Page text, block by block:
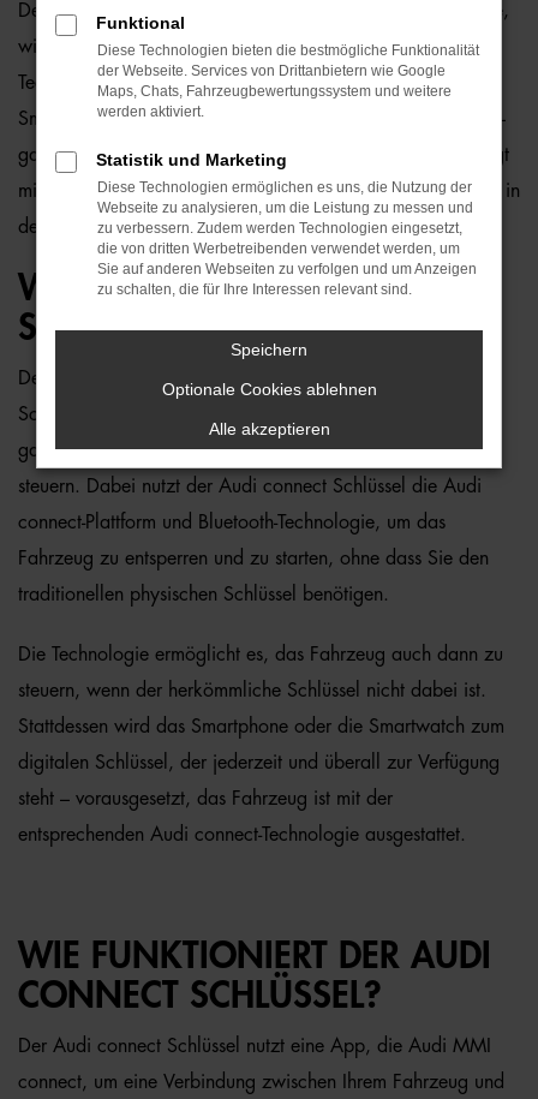
Der Audi connect Schlüssel
revolutioniert die Art und Weise,
wie Sie Ihr Fahrzeug nutzen. Mit dieser innovativen
Technologie können Sie Ihr Audi-Modell bequem mit Ihrem
Smartphone oder einer Smartwatch entsperren und starten –
ganz ohne herkömmlichen physischen Schlüssel. Audi bringt
mit diesem System mehr Komfort, Flexibilität und Sicherheit in
den Alltag von Autofahrern.
WAS IST DER AUDI CONNECT
SCHLÜSSEL?
Der Audi connect Schlüssel ist eine digitale
Schlüsseltechnologie, die es Ihnen ermöglicht, Ihr Fahrzeug
ganz einfach über Ihr Smartphone oder Ihre Smartwatch zu
steuern. Dabei nutzt der Audi connect Schlüssel die Audi
connect-Plattform und Bluetooth-Technologie, um das
Fahrzeug zu entsperren und zu starten, ohne dass Sie den
traditionellen physischen Schlüssel benötigen.
Die Technologie ermöglicht es, das Fahrzeug auch dann zu
steuern, wenn der herkömmliche Schlüssel nicht dabei ist.
Stattdessen wird das Smartphone oder die Smartwatch zum
digitalen Schlüssel, der jederzeit und überall zur Verfügung
steht – vorausgesetzt, das Fahrzeug ist mit der
entsprechenden Audi connect-Technologie ausgestattet.
WIE FUNKTIONIERT DER AUDI
CONNECT SCHLÜSSEL?
Der Audi connect Schlüssel nutzt eine App, die Audi MMI
connect, um eine Verbindung zwischen Ihrem Fahrzeug und
Funktional
Diese Technologien bieten die bestmögliche Funktionalität
der Webseite. Services von Drittanbietern wie Google
Maps, Chats, Fahrzeugbewertungssystem und weitere
werden aktiviert.
Statistik und Marketing
Diese Technologien ermöglichen es uns, die Nutzung der
Webseite zu analysieren, um die Leistung zu messen und
zu verbessern. Zudem werden Technologien eingesetzt,
die von dritten Werbetreibenden verwendet werden, um
Sie auf anderen Webseiten zu verfolgen und um Anzeigen
zu schalten, die für Ihre Interessen relevant sind.
Speichern
Optionale Cookies ablehnen
Alle akzeptieren